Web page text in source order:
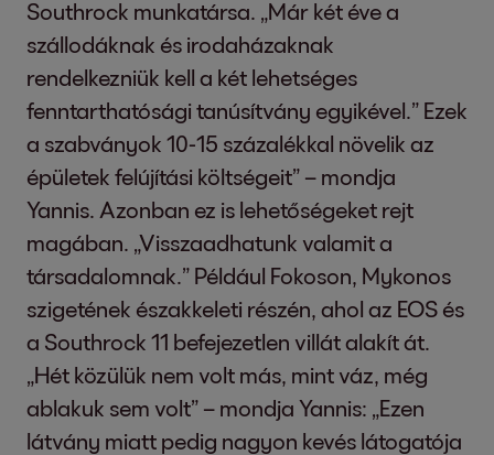
Southrock munkatársa. „Már két éve a
szállodáknak és irodaházaknak
rendelkezniük kell a két lehetséges
fenntarthatósági tanúsítvány egyikével.” Ezek
a szabványok 10-15 százalékkal növelik az
épületek felújítási költségeit” – mondja
Yannis. Azonban ez is lehetőségeket rejt
magában. „Visszaadhatunk valamit a
társadalomnak.” Például Fokoson, Mykonos
szigetének északkeleti részén, ahol az EOS és
a Southrock 11 befejezetlen villát alakít át.
„Hét közülük nem volt más, mint váz, még
ablakuk sem volt” – mondja Yannis: „Ezen
látvány miatt pedig nagyon kevés látogatója